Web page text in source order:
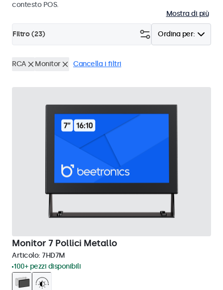
contesto POS.
Mostra di più
Ordina per:
Filtro (23)
RCA Monitor Cancella i filtri
Monitor 7 Pollici Metallo
Articolo: 7HD7M
100+ pezzi disponibili